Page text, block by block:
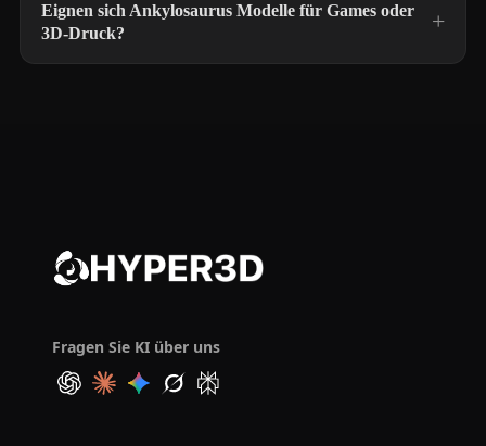
Eignen sich Ankylosaurus Modelle für Games oder
3D-Druck?
Fragen Sie KI über uns